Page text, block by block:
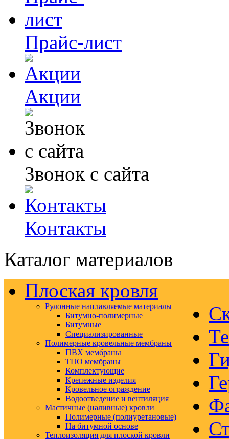
Прайс-лист
Акции
Звонок с сайта
Контакты
Каталог материалов
Плоская кровля
Рулонные наплавляемые материалы
Битумно-полимерные
Битумные
Специализированные
Полимерные кровельные мембраны
ПВХ мембраны
ТПО мембраны
Комплектующие
Крепежные изделия
Кровельное ограждение
Водоотведение и вентиляция
Мастичные (наливные) кровли
Полимерные (полиуретановые)
На битумной основе
Теплоизоляция для плоской кровли